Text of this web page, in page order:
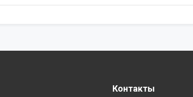
Контакты